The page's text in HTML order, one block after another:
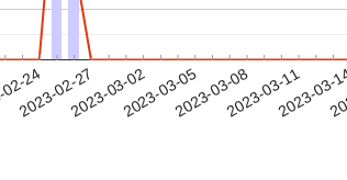
24
2023-02-272023-03-022023-03-052023-03-082023-03-11
2023-